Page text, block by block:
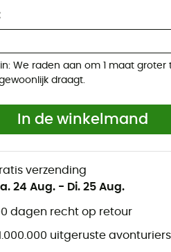
We raden aan om 1 maat groter
draagt.
In de winkelmand
verzending
24 Aug. - Di. 25 Aug.
dagen recht op retour
uitgeruste avonturiers